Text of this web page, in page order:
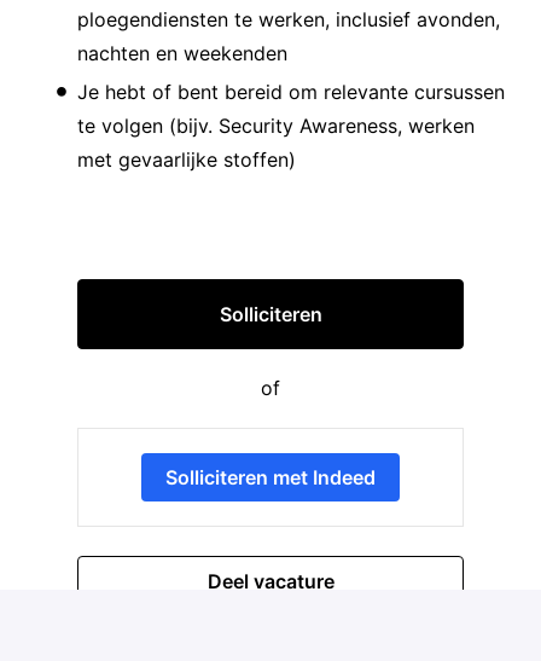
ploegendiensten te werken, inclusief avonden,
nachten en weekenden
Je hebt of bent bereid om relevante cursussen
te volgen (bijv. Security Awareness, werken
met gevaarlijke stoffen)
Solliciteren
of
Solliciteren met Indeed
Deel vacature